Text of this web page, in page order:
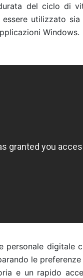
del ciclo di
utilizzato
Windows.
personale digitale
le
e un rapido